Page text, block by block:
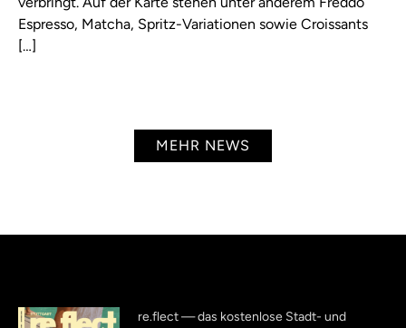
Espresso, Matcha, Spritz-Variationen sowie Croissants
[…]
MEHR NEWS
re.flect — das kostenlose Stadt- und